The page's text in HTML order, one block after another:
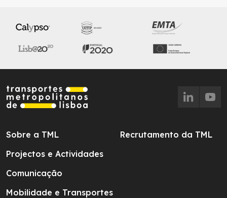
Sobre a TML
Projectos e Actividades
Comunicação
Mobilidade e Transportes
Recrutamento da TML